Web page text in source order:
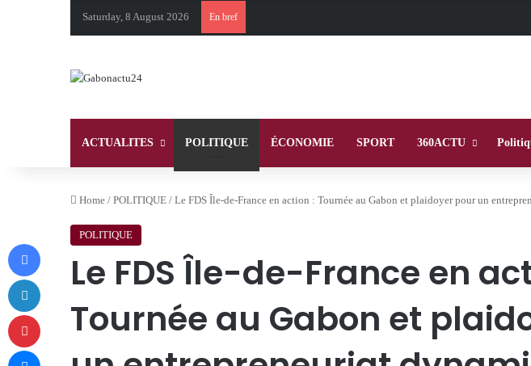
Saturday, 8 August 2026 En bref
ACTUALITES POLITIQUE ÉCONOMIE SPORT 360ACTU
Home / POLITIQUE / Le FDS Île-de-France en action : Tournée au Gabon et plaidoyer pour un
POLITIQUE
Le FDS Île-de-France en
Tournée au Gabon et
Facebook
LinkedIn
Pinterest